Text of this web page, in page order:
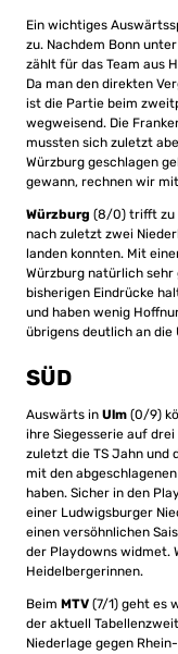
Ein wichtiges
zu. Nachdem Bonn
zählt für das Team aus
Da man den direkten
ist die Partie beim
wegweisend. Die
mussten sich zuletzt
Würzburg geschlagen
gewann, rechnen wir
Würzburg (8/0) trifft zu
nach zuletzt zwei
landen konnten. Mit
Würzburg natürlich
bisherigen Eindrücke
und haben wenig
übrigens deutlich an die
SÜD
Auswärts in Ulm (0/9)
ihre Siegesserie auf
zuletzt die TS Jahn und
mit den
haben. Sicher in den
einer Ludwigsburger
einen versöhnlichen
der Playdowns widmet.
Heidelbergerinnen.
Beim MTV (7/1) geht es
der aktuell
Niederlage gegen